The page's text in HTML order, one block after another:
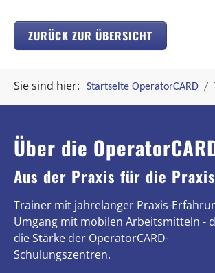
ZURÜCK ZUR ÜBERSICHT
Sie sind hier: Startseite OperatorCARD
Über die
Aus der Praxis für die
Trainer mit jahrelanger Praxis-
Umgang mit mobilen Arbeitsmitteln -
die Stärke der OperatorCARD-
Schulungszentren.